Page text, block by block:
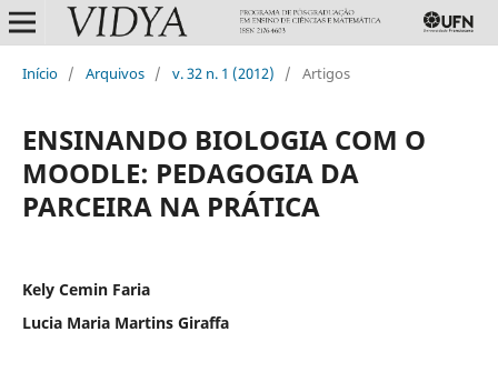
Início / Arquivos / v. 32 n. 1 (2012) / Artigos
ENSINANDO BIOLOGIA COM O
MOODLE: PEDAGOGIA DA
PARCEIRA NA PRÁTICA
Kely Cemin Faria
Lucia Maria Martins Giraffa